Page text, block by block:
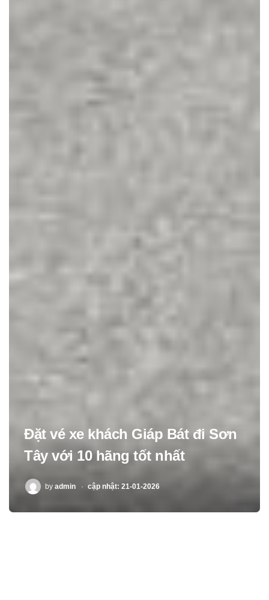
Đặt vé xe khách Giáp Bát đi Sơn
Tây với 10 hãng tốt nhất
POSTED
by admin cập nhật: 21-01-2026